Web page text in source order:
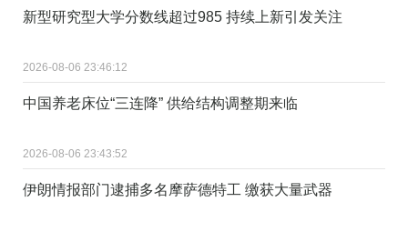
新型研究型大学分数线超过985 持续上新引发关注
2026-08-06 23:46:12
中国养老床位“三连降” 供给结构调整期来临
2026-08-06 23:43:52
伊朗情报部门逮捕多名摩萨德特工 缴获大量武器